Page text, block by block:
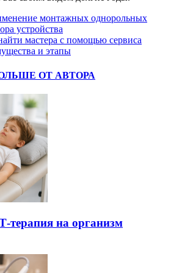
монтажных однорольных
устройства
мастера с помощью сервиса
и этапы
ОТ АВТОРА
терапия на организм